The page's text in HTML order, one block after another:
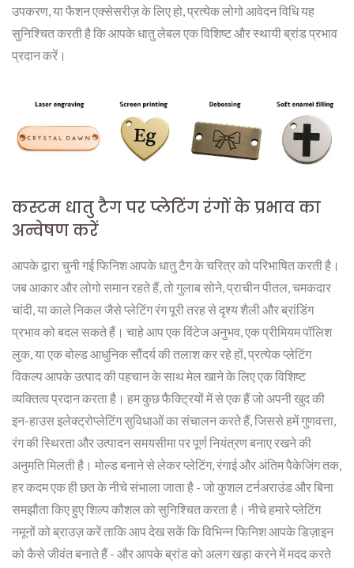
उपकरण, या फैशन एक्सेसरीज़ के लिए हो, प्रत्येक लोगो आवेदन विधि यह
सुनिश्चित करती है कि आपके धातु लेबल एक विशिष्ट और स्थायी ब्रांड प्रभाव
प्रदान करें।
कस्टम धातु टैग पर प्लेटिंग रंगों के प्रभाव का
अन्वेषण करें
आपके द्वारा चुनी गई फिनिश आपके धातु टैग के चरित्र को परिभाषित करती है।
जब आकार और लोगो समान रहते हैं, तो गुलाब सोने, प्राचीन पीतल, चमकदार
चांदी, या काले निकल जैसे प्लेटिंग रंग पूरी तरह से दृश्य शैली और ब्रांडिंग
प्रभाव को बदल सकते हैं। चाहे आप एक विंटेज अनुभव, एक प्रीमियम पॉलिश
लुक, या एक बोल्ड आधुनिक सौंदर्य की तलाश कर रहे हों, प्रत्येक प्लेटिंग
विकल्प आपके उत्पाद की पहचान के साथ मेल खाने के लिए एक विशिष्ट
व्यक्तित्व प्रदान करता है। हम कुछ फैक्ट्रियों में से एक हैं जो अपनी खुद की
इन-हाउस इलेक्ट्रोप्लेटिंग सुविधाओं का संचालन करते हैं, जिससे हमें गुणवत्ता,
रंग की स्थिरता और उत्पादन समयसीमा पर पूर्ण नियंत्रण बनाए रखने की
अनुमति मिलती है। मोल्ड बनाने से लेकर प्लेटिंग, रंगाई और अंतिम पैकेजिंग तक,
हर कदम एक ही छत के नीचे संभाला जाता है - जो कुशल टर्नअराउंड और बिना
समझौता किए हुए शिल्प कौशल को सुनिश्चित करता है। नीचे हमारे प्लेटिंग
नमूनों को ब्राउज़ करें ताकि आप देख सकें कि विभिन्न फिनिश आपके डिज़ाइन
को कैसे जीवंत बनाते हैं - और आपके ब्रांड को अलग खड़ा करने में मदद करते